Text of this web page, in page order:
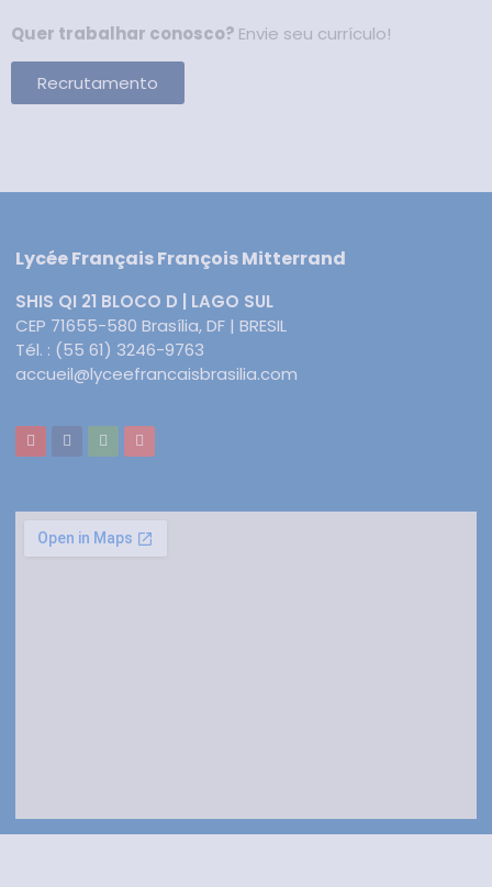
Quer trabalhar conosco? Envie seu currículo!
Recrutamento
Lycée Français François Mitterrand
SHIS QI 21 BLOCO D | LAGO SUL
CEP 71655-580 Brasília, DF | BRESIL
Tél. : (55 61) 3246-9763
accueil@lyceefrancaisbrasilia.com